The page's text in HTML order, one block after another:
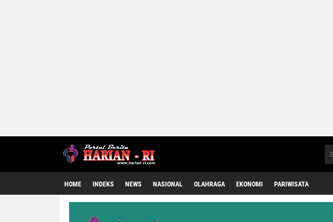
HOME INDEKS NEWS NASIONAL OLAHRAGA EKONOMI PARIWISATA